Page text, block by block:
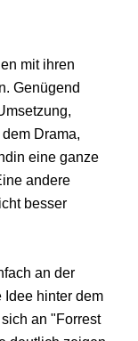
mit ihren
Genügend
Drama,
eine ganze
andere
besser
an der
Idee hinter dem
an "Forrest